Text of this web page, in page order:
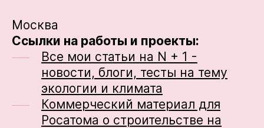
Москва
Ссылки на работы и проекты:
Все мои статьи на N + 1 -
новости, блоги, тесты на тему
экологии и климата
Коммерческий материал для
Росатома о строительстве на